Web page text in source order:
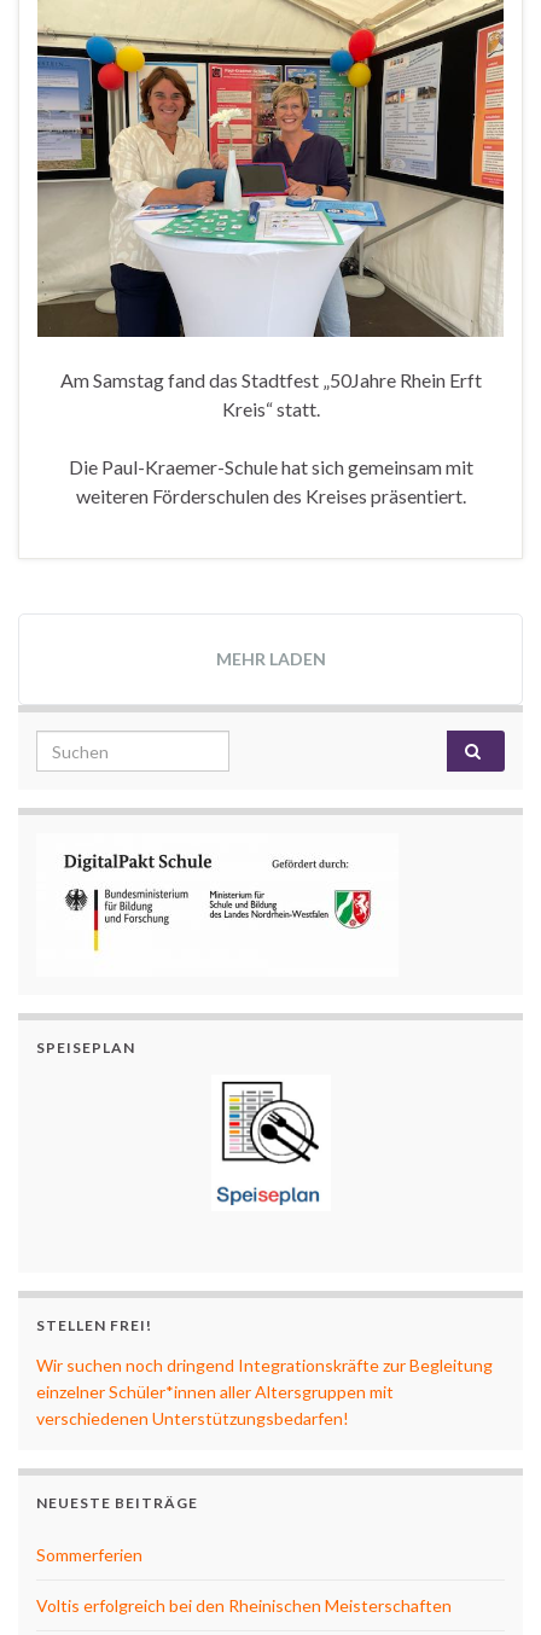
Am Samstag fand das Stadtfest „50Jahre Rhein Erft
Kreis“ statt.
Die Paul-Kraemer-Schule hat sich gemeinsam mit
weiteren Förderschulen des Kreises präsentiert.
MEHR LADEN
Search for:
SPEISEPLAN
STELLEN FREI!
Wir suchen noch dringend Integrationskräfte zur Begleitung
einzelner Schüler*innen aller Altersgruppen mit
verschiedenen Unterstützungsbedarfen!
NEUESTE BEITRÄGE
Sommerferien
Voltis erfolgreich bei den Rheinischen Meisterschaften